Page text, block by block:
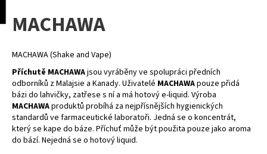
PřejítMACHAWA
MACHAWA (Shake and Vape)
Příchutě MACHAWAjsou vyráběny ve spolupráci předních
odborníků z Malajsie a Kanady. Uživatelé MACHAWApouze přidá
bázi do lahvičky, zatřese s ní a má hotový e-liquid. Výroba
MACHAWAproduktů probíhá za nejpřísnějších hygienických
standardů ve farmaceutické laboratoři. Jedná se o koncentrát,
který se kape do báze. Příchuť může být použita pouze jako aroma
do bází. Nejedná se o hotový liquid.
o Zpět
Zpět
C
o
p
o
t
ř